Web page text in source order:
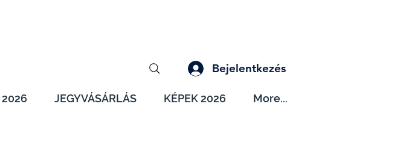
Bejelentkezés
2026 JEGYVÁSÁRLÁS KÉPEK 2026 More...